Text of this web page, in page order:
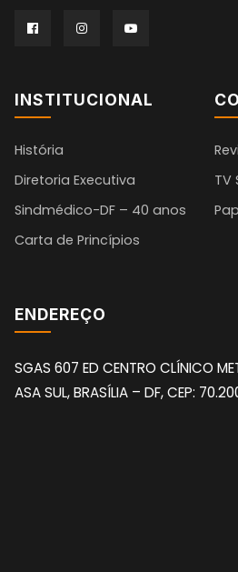
INSTITUCIONAL
História
Diretoria Executiva
Sindmédico-DF – 40 anos
Carta de Princípios
TV
ENDEREÇO
SGAS 607 ED CENTRO CLÍNICO
ASA SUL, BRASÍLIA – DF, CEP: